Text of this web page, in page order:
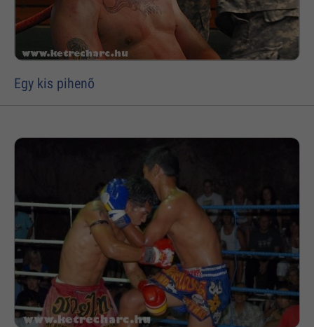
Egy kis pihenõ